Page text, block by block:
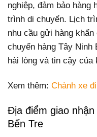
nghiệp, đảm bảo hàng
trình di chuyển. Lịch
nhu cầu gửi hàng
chuyển hàng Tây Ninh
hài lòng và tin cậy của
Xem thêm: Chành xe
Địa điểm giao
Bến Tre